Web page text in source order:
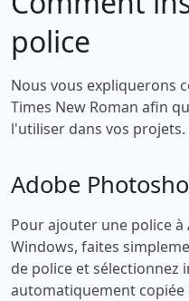
police
Nous vous expliquerons
Times New Roman afin
l'utiliser dans vos projets.
Adobe
Pour ajouter une police
Windows, faites
de police et sélectionnez
automatiquement copiée